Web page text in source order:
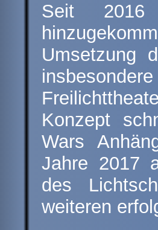
Seit
Umsetzung
Konzept
Wars
Jahre 2017
des
weiteren